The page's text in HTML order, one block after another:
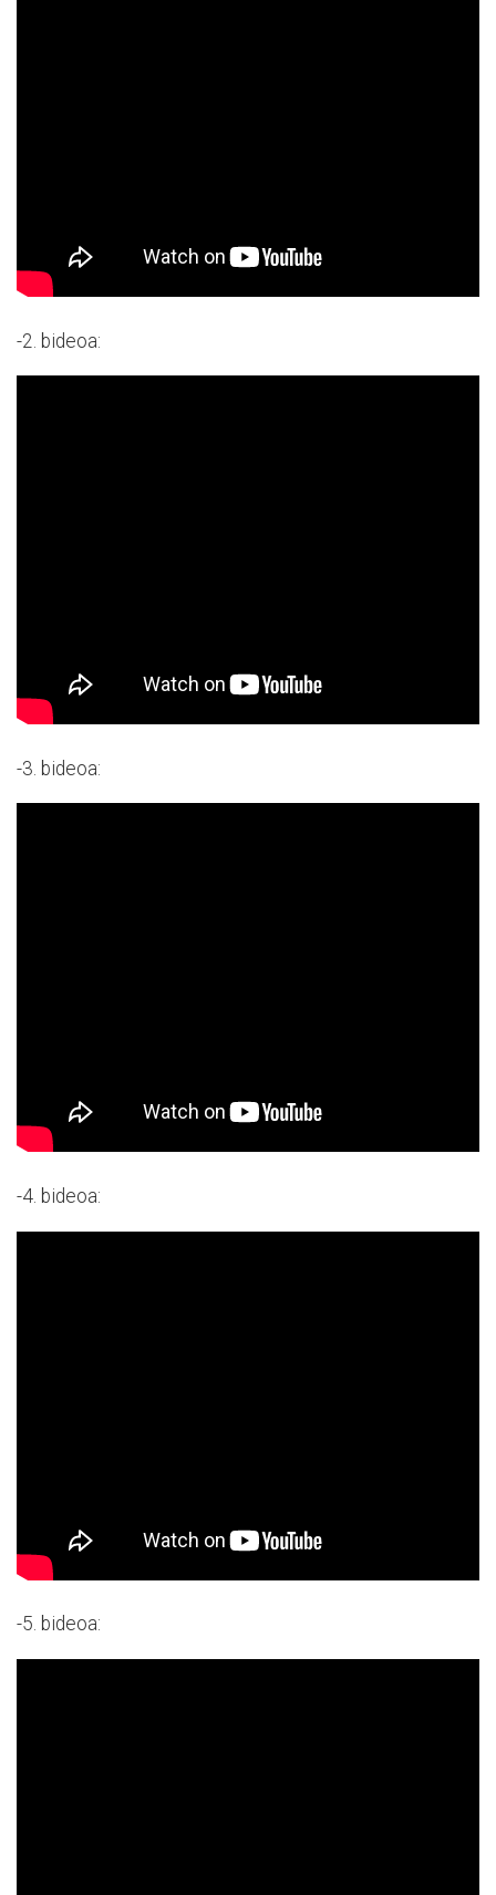
-2. bideoa:
-3. bideoa:
-4. bideoa:
-5. bideoa: